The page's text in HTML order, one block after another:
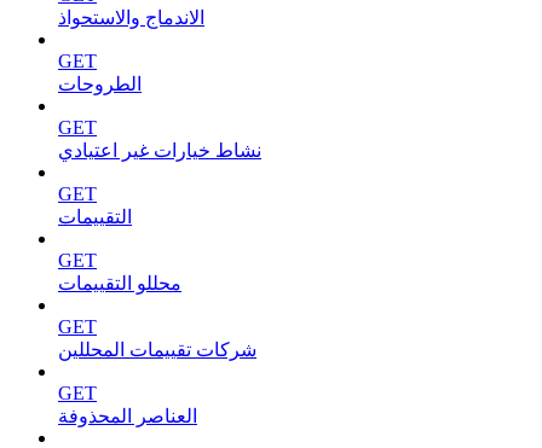
الاندماج والاستحواذ
GET
الطروحات
GET
نشاط خيارات غير اعتيادي
GET
التقييمات
GET
محللو التقييمات
GET
شركات تقييمات المحللين
GET
العناصر المحذوفة